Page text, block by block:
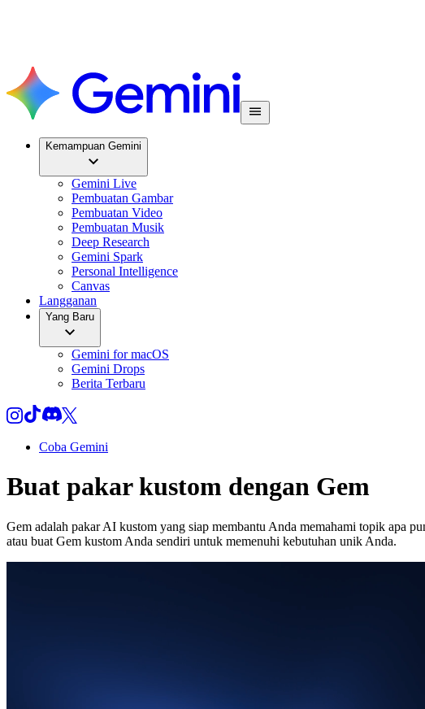
Kemampuan Gemini
Gemini Live
Pembuatan Gambar
Pembuatan Video
Pembuatan Musik
Deep Research
Gemini Spark
Personal Intelligence
Canvas
Langganan
Yang Baru
Gemini for macOS
Gemini Drops
Berita Terbaru
Coba Gemini
Buat pakar kustom dengan Gem
Gem adalah pakar AI kustom yang siap membantu Anda memahami topik apa
atau buat Gem kustom Anda sendiri untuk memenuhi kebutuhan unik Anda.